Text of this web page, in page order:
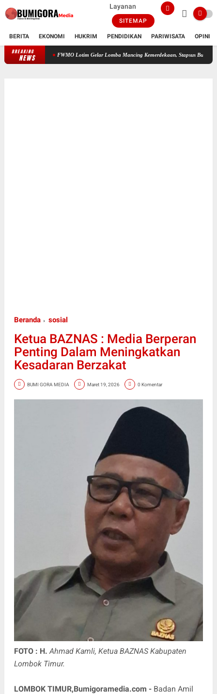
Layanan
SITEMAP
BERITA EKONOMI HUKRIM PENDIDIKAN PARIWISATA OPINI
BREAKING
NEWSFWMO Lotim Gelar Lomba Mancing Kemerdekaan, Stapsus Bupati Dominasi,
Beranda sosial
Ketua BAZNAS : Media Berperan
Penting Dalam Meningkatkan
Kesadaran Berzakat
BUMI GORA MEDIA Maret 19, 2026 0 Komentar
FOTO : H. Ahmad Kamli, Ketua BAZNAS Kabupaten
Lombok Timur.
LOMBOK TIMUR,Bumigoramedia.com -Badan Amil